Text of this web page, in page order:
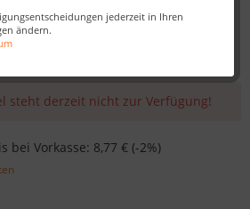
jederzeit in Ihren
ändern.
steht derzeit nicht zur Verfügung!
bei Vorkasse: 8,77 € (-2%)